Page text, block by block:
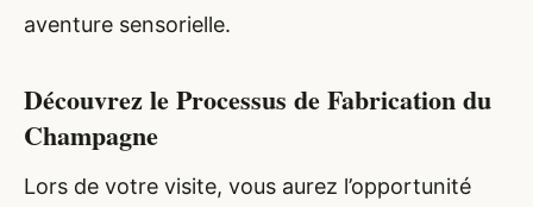
aventure sensorielle.
Découvrez le Processus de Fabrication du
Champagne
Lors de votre visite, vous aurez l’opportunité